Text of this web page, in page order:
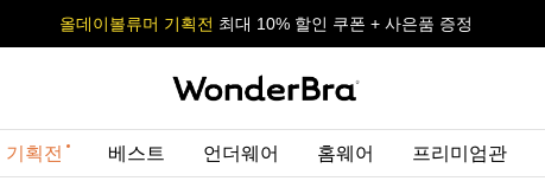
사이즈 무료 교환 서비스
올데이볼류머 기획전 최대 10% 할인 쿠폰 + 사은품 증정
사이즈 무료 교환 서비스
올데이볼류머 기획전
획전 베스트 언더웨어 홈웨어 프리미엄관